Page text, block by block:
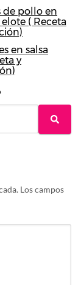
de pollo en
( Receta
en salsa
y
Los campos